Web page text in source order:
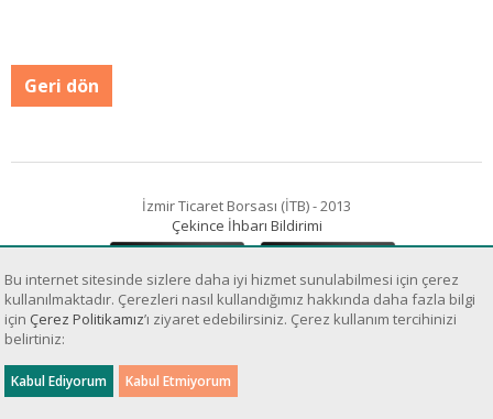
Geri dön
İzmir Ticaret Borsası (İTB) - 2013
Çekince İhbarı Bildirimi
Sanal Yazılım Ltd.
Bu internet sitesinde sizlere daha iyi hizmet sunulabilmesi için çerez
kullanılmaktadır. Çerezleri nasıl kullandığımız hakkında daha fazla bilgi
için Çerez Politikamız’ı ziyaret edebilirsiniz. Çerez kullanım tercihinizi
belirtiniz: